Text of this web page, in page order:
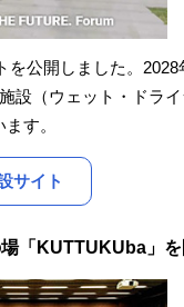
を公開しました。
設（ウェット・ドラ
す。
サイト
場「KUTTUKUba」